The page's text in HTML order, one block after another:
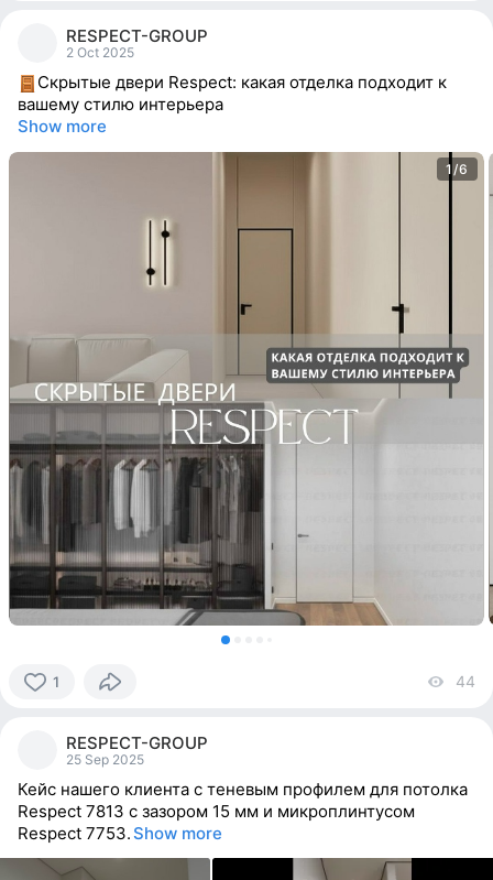
RESPECT-GROUP
2 Oct 2025
Скрытые двери Respect: какая отделка подходит к
вашему стилю интерьера
Show more
1/6
1 44
RESPECT-GROUP
25 Sep 2025
Кейс нашего клиента с теневым профилем для потолка
Respect 7813 с зазором 15 мм и микроплинтусом
Respect 7753.Show more